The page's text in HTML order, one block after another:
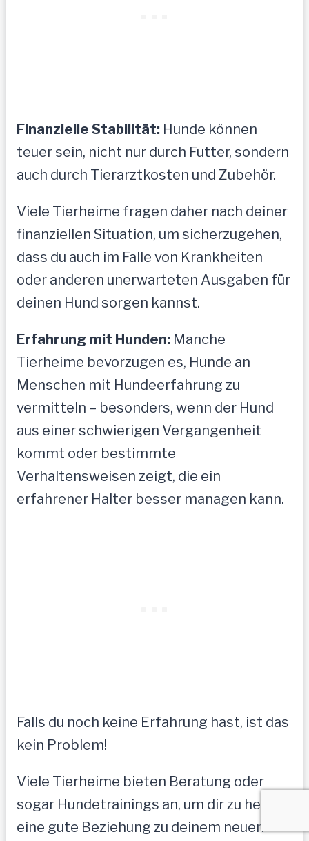
Finanzielle Stabilität: Hunde können
teuer sein, nicht nur durch Futter, sondern
auch durch Tierarztkosten und Zubehör.
Viele Tierheime fragen daher nach deiner
finanziellen Situation, um sicherzugehen,
dass du auch im Falle von Krankheiten
oder anderen unerwarteten Ausgaben für
deinen Hund sorgen kannst.
Erfahrung mit Hunden: Manche
Tierheime bevorzugen es, Hunde an
Menschen mit Hundeerfahrung zu
vermitteln – besonders, wenn der Hund
aus einer schwierigen Vergangenheit
kommt oder bestimmte
Verhaltensweisen zeigt, die ein
erfahrener Halter besser managen kann.
Falls du noch keine Erfahrung hast, ist das
kein Problem!
Viele Tierheime bieten Beratung oder
sogar Hundetrainings an, um dir zu helfen,
eine gute Beziehung zu deinem neuen